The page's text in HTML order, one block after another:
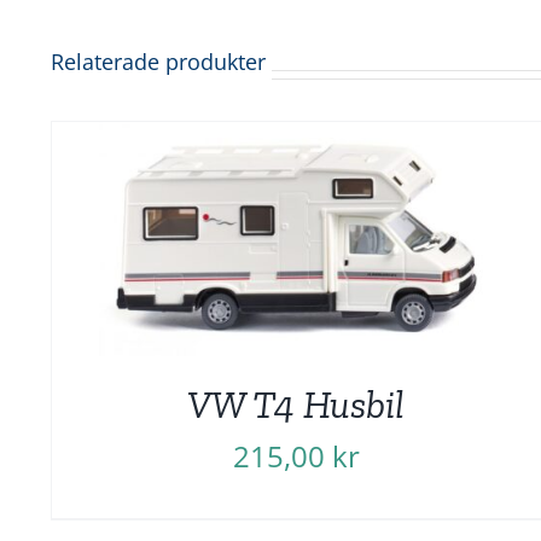
Relaterade produkter
VW T4 Husbil
215,00 kr